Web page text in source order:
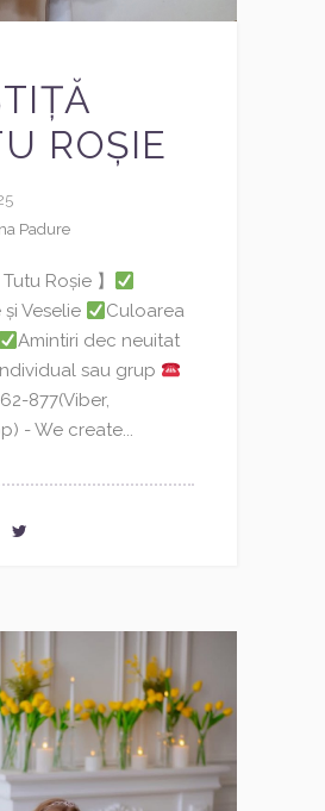
ROȘIE
Padure
Tutu Roșie 】
Veselie
Culoarea
Amintiri dec neuitat
sau grup
877(Viber,
- We create...